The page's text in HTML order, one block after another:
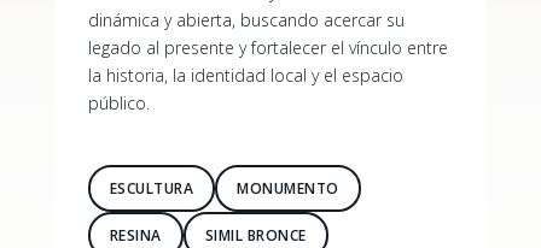
dinámica y abierta, buscando acercar su
legado al presente y fortalecer el vínculo entre
la historia, la identidad local y el espacio
público.
ESCULTURA MONUMENTO
RESINA SIMIL BRONCE